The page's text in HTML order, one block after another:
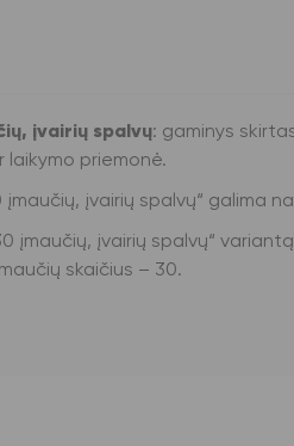
įvairių spalvų: gaminys
priemonė.
įvairių spalvų“ galima
įmaučių, įvairių spalvų“
skaičius – 30.